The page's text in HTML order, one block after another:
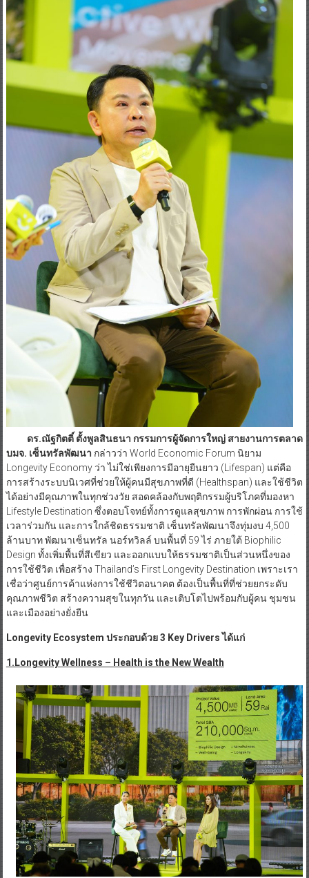
ดร.ณัฐกิตติ์ ตั้งพูลสินธนา กรรมการผู้จัดการใหญ่ สายงานการตลาด
บมจ. เซ็นทรัลพัฒนา กล่าวว่า World Economic Forum นิยาม
Longevity Economy ว่า ไม่ใช่เพียงการมีอายุยืนยาว (Lifespan) แต่คือ
การสร้างระบบนิเวศที่ช่วยให้ผู้คนมีสุขภาพที่ดี (Healthspan) และใช้ชีวิต
ได้อย่างมีคุณภาพในทุกช่วงวัย สอดคล้องกับพฤติกรรมผู้บริโภคที่มองหา
Lifestyle Destination ซึ่งตอบโจทย์ทั้งการดูแลสุขภาพ การพักผ่อน การใช้
เวลาร่วมกัน และการใกล้ชิดธรรมชาติ เซ็นทรัลพัฒนาจึงทุ่มงบ 4,500
ล้านบาท พัฒนาเซ็นทรัล นอร์ทวิลล์ บนพื้นที่ 59 ไร่ ภายใต้ Biophilic
Design ทั้งเพิ่มพื้นที่สีเขียว และออกแบบให้ธรรมชาติเป็นส่วนหนึ่งของ
การใช้ชีวิต เพื่อสร้าง Thailand’s First Longevity Destination เพราะเรา
เชื่อว่าศูนย์การค้าแห่งการใช้ชีวิตอนาคต ต้องเป็นพื้นที่ที่ช่วยยกระดับ
คุณภาพชีวิต สร้างความสุขในทุกวัน และเติบโตไปพร้อมกับผู้คน ชุมชน
และเมืองอย่างยั่งยืน
Longevity Ecosystem ประกอบด้วย 3 Key Drivers ได้แก่
1.Longevity Wellness – Health is the New Wealth